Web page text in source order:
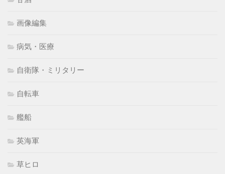
画像編集
病気・医療
自衛隊・ミリタリー
自転車
艦船
英海軍
草ヒロ